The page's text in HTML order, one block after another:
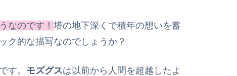
なのです！ 塔の地下深くで積年の想いを蓄
ク的な描写なのでしょうか？
す。 モズグスは以前から人間を超越したよ